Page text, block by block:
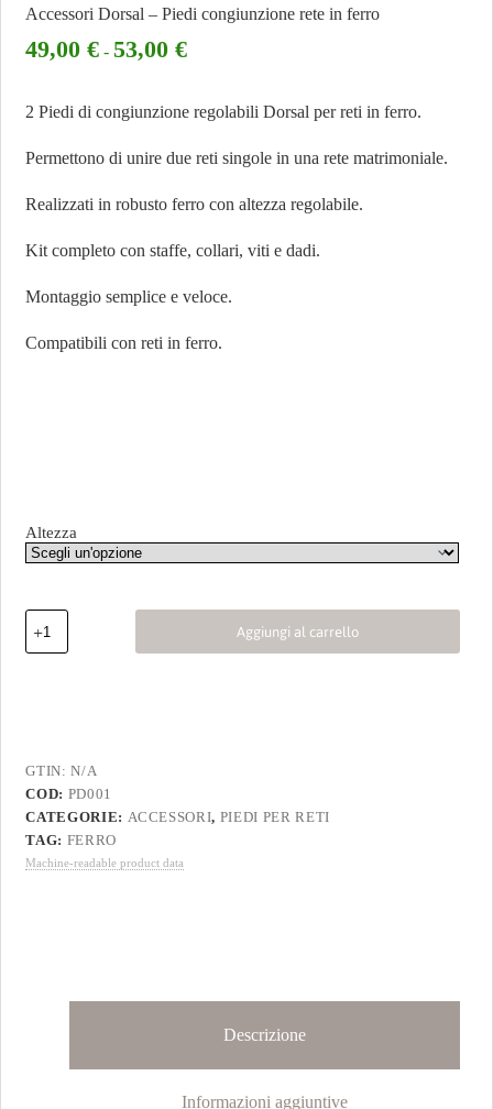
Accessori Dorsal – Piedi congiunzione rete in ferro
49,00€ - 53,00€
2 Piedi di congiunzione regolabili Dorsal per reti in ferro.
Permettono di unire due reti singole in una rete matrimoniale.
Realizzati in robusto ferro con altezza regolabile.
Kit completo con staffe, collari, viti e dadi.
Montaggio semplice e veloce.
Compatibili con reti in ferro.
Altezza
Aggiungi al carrello
GTIN: N/A
COD: PD001
CATEGORIE: ACCESSORI, PIEDI PER RETI
TAG: FERRO
Machine-readable product data
Descrizione
Informazioni aggiuntive